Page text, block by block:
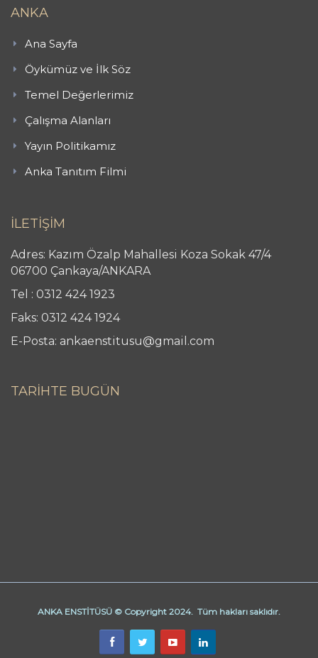
ANKA
Ana Sayfa
Öykümüz ve İlk Söz
Temel Değerlerimiz
Çalışma Alanları
Yayın Politikamız
Anka Tanıtım Filmi
İLETİŞİM
Adres: Kazım Özalp Mahallesi Koza Sokak 47/4
06700 Çankaya/ANKARA
Tel : 0312 424 1923
Faks: 0312 424 1924
E-Posta: ankaenstitusu@gmail.com
TARİHTE BUGÜN
ANKA ENSTİTÜSÜ © Copyright 2024. Tüm hakları saklıdır.